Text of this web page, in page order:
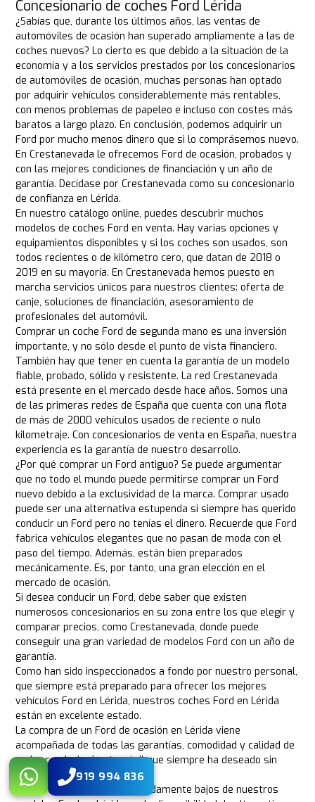
Concesionario de coches Ford Lérida
¿Sabías que, durante los últimos años, las ventas de
automóviles de ocasión han superado ampliamente a las de
coches nuevos? Lo cierto es que debido a la situación de la
economía y a los servicios prestados por los concesionarios
de automóviles de ocasión, muchas personas han optado
por adquirir vehículos considerablemente más rentables,
con menos problemas de papeleo e incluso con costes más
baratos a largo plazo. En conclusión, podemos adquirir un
Ford por mucho menos dinero que si lo comprásemos nuevo.
En Crestanevada le ofrecemos Ford de ocasión, probados y
con las mejores condiciones de financiación y un año de
garantía. Decídase por Crestanevada como su concesionario
de confianza en Lérida.
En nuestro catálogo online, puedes descubrir muchos
modelos de coches Ford en venta. Hay varias opciones y
equipamientos disponibles y si los coches son usados, son
todos recientes o de kilómetro cero, que datan de 2018 o
2019 en su mayoría. En Crestanevada hemos puesto en
marcha servicios únicos para nuestros clientes: oferta de
canje, soluciones de financiación, asesoramiento de
profesionales del automóvil.
Comprar un coche Ford de segunda mano es una inversión
importante, y no sólo desde el punto de vista financiero.
También hay que tener en cuenta la garantía de un modelo
fiable, probado, sólido y resistente. La red Crestanevada
está presente en el mercado desde hace años. Somos una
de las primeras redes de España que cuenta con una flota
de más de 2000 vehículos usados de reciente o nulo
kilometraje. Con concesionarios de venta en España, nuestra
experiencia es la garantía de nuestro desarrollo.
¿Por qué comprar un Ford antiguo? Se puede argumentar
que no todo el mundo puede permitirse comprar un Ford
nuevo debido a la exclusividad de la marca. Comprar usado
puede ser una alternativa estupenda si siempre has querido
conducir un Ford pero no tenías el dinero. Recuerde que Ford
fabrica vehículos elegantes que no pasan de moda con el
paso del tiempo. Además, están bien preparados
mecánicamente. Es, por tanto, una gran elección en el
mercado de ocasión.
Si desea conducir un Ford, debe saber que existen
numerosos concesionarios en su zona entre los que elegir y
comparar precios, como Crestanevada, donde puede
conseguir una gran variedad de modelos Ford con un año de
garantía.
Como han sido inspeccionados a fondo por nuestro personal,
que siempre está preparado para ofrecer los mejores
vehículos Ford en Lérida, nuestros coches Ford en Lérida
están en excelente estado.
La compra de un Ford de ocasión en Lérida viene
acompañada de todas las garantías, comodidad y calidad de
poder conducir el automóvil que siempre ha deseado sin
ninguna preocupación.
Debido a los precios extremadamente bajos de nuestros
919 994 836